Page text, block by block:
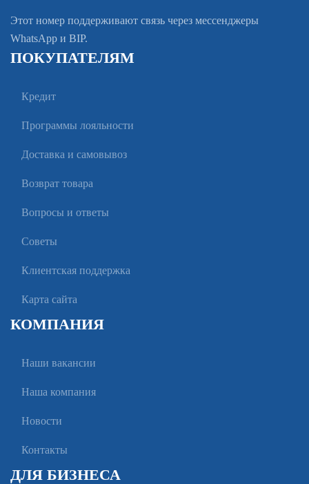
Этот номер поддерживают связь через мессенджеры
WhatsApp и BIP.
ПОКУПАТЕЛЯМ
Кредит
Программы лояльности
Доставка и самовывоз
Возврат товара
Вопросы и ответы
Советы
Клиентская поддержка
Карта сайта
КОМПАНИЯ
Наши вакансии
Наша компания
Новости
Контакты
ДЛЯ БИЗНЕСА